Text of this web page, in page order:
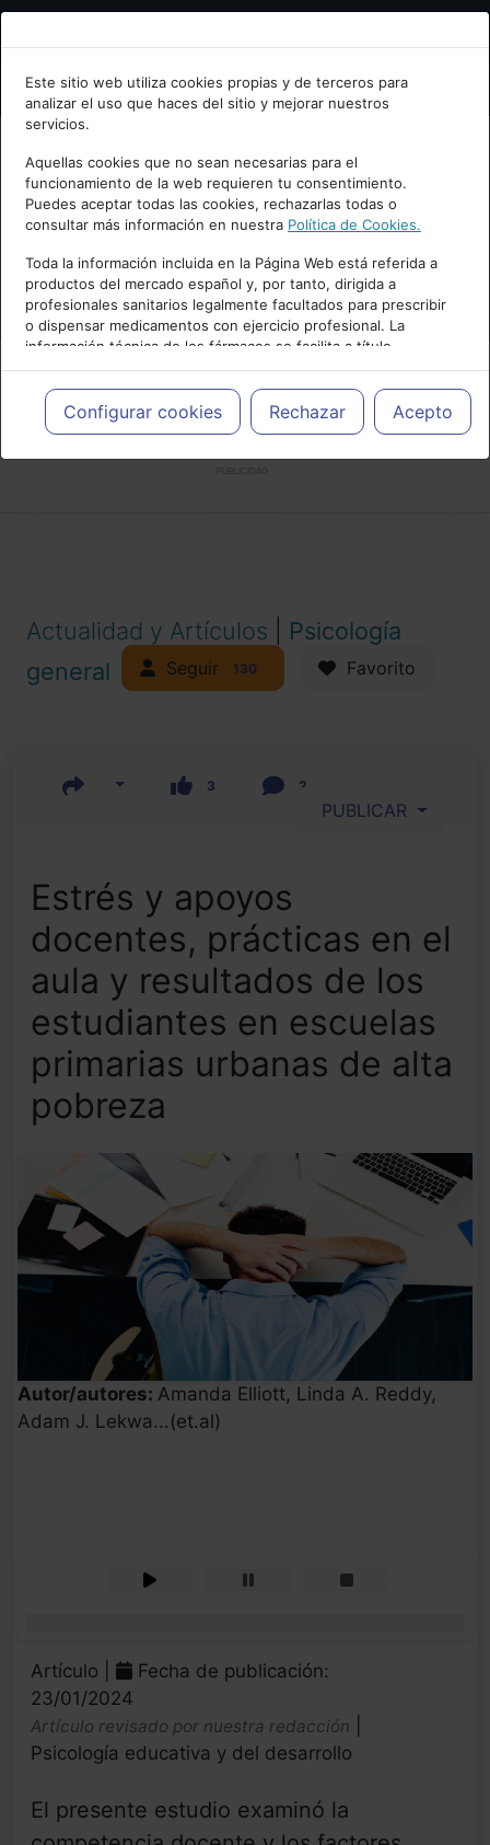
Bienvenid@ a psiquiatria.com
Escribe tu Email
Accede o regístrate con tu email.
Cancelar
Este sitio web utiliza cookies propias y de terceros para
analizar el uso que haces del sitio y mejorar nuestros
servicios.
Aquellas cookies que no sean necesarias para el
funcionamiento de la web requieren tu consentimiento.
Puedes aceptar todas las cookies, rechazarlas todas o
consultar más información en nuestra Política de Cookies.
Toda la información incluida en la Página Web está referida a
productos del mercado español y, por tanto, dirigida a
profesionales sanitarios legalmente facultados para prescribir
o dispensar medicamentos con ejercicio profesional. La
información técnica de los fármacos se facilita a título
meramente informativo, siendo responsabilidad de los
profesionales facultados prescribir medicamentos y decidir, en
cada caso concreto, el tratamiento más adecuado a las
necesidades del paciente.
Configurar cookies Rechazar Acepto
Actualidad y Artículos
Psicología
general
Seguir 130 Favorito
3 2
PUBLICAR
Estrés y apoyos
docentes, prácticas en el
aula y resultados de los
estudiantes en escuelas
primarias urbanas de alta
pobreza
Autor/autores: Amanda Elliott, Linda A. Reddy,
Adam J. Lekwa...(et.al)
Artículo |
Fecha de publicación:
23/01/2024
Artículo revisado por nuestra redacción
Psicología educativa y del desarrollo
El presente estudio examinó la